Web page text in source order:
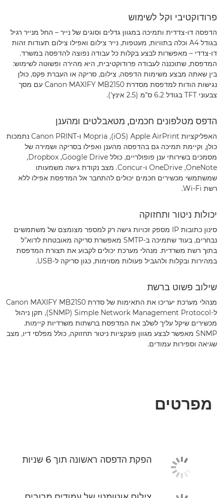
פרודוקטיבי וקל לשימוש
הדפסה דו-צדדית ותמיכה במגוון גדלים וסוגים של נייר – החל מנייר רגיל
בגודל A4 וכלה בתוויות, מעטפות, נייר צילום ואפילו צילום תעודות זהות
דו-צדדי – מאפשרות לבצע בקלות כל עבודה נפוצה להדפסה במשרד.
המדפסת, שתוכננה לעבודה פרודוקטיבית, היא מהירה ופשוטה לשימוש:
בין שאתה מבצע משימות הדפסה, צילום, סריקה או העברת פקס, כולן
נגישות הודות למדפסת מסדרת Canon MAXIFY MB2150 עם מסך
צבעוני TFT בגודל 6.2 ס"מ (2.5 אינץ').
הדפס מטלפונים חכמים, מטאבלטים ומהענן
האפליקציות Apple AirPrint ‏(iOS), ‏Mopria ו-Canon PRINT נתמכות
כולן, וקיימת תמיכה גם בהדפסה מהענן ואפילו בסריקה ושמירה של
מסמכים בשירותי ענן פופולריים, כולל Google Drive‏, Dropbox,‏
OneNote‏, OneDrive ו-Concur. מצב נקודת גישה משמעותו
שמשתמשי מכשירים חכמים יכולים להתחבר אל המדפסת אפילו ללא
רשת Wi-Fi.
יכולות ניטור ותחזוקה
סינון כתובות IP מספק זכויות גישה רק למספר מצומצם של משתמשים
נבחרים, בעוד שתמיכה ב-SMTP מאפשרת סריקה מאובטחת לדוא"ל
בתוך רשת משרדית. מנהלי מערכת יכולים לקבוע את תצורת המדפסת
במהירות ובקלות ולהגביל פעולות מסוימות, כגון סריקה ל-USB.
שילוב פשוט ברשת
מנהלי מערכת יעריכו את התאימות של סדרת Canon MAXIFY MB2150
ל-Simple Network Management Protocol ‏(SNMP), תקן ניהול
מכשירים שיקל עליך לשלב את המדפסת ברשתות משרדיות קיימות.
SNMP מאפשר לבצע מגוון פונקציות ניטור תחזוקה, כולל מפלסי דיו, מצב
שגיאה וספירות עמודים.
מפרטים
הפקת הדפסה ראשונה תוך 6 שניות